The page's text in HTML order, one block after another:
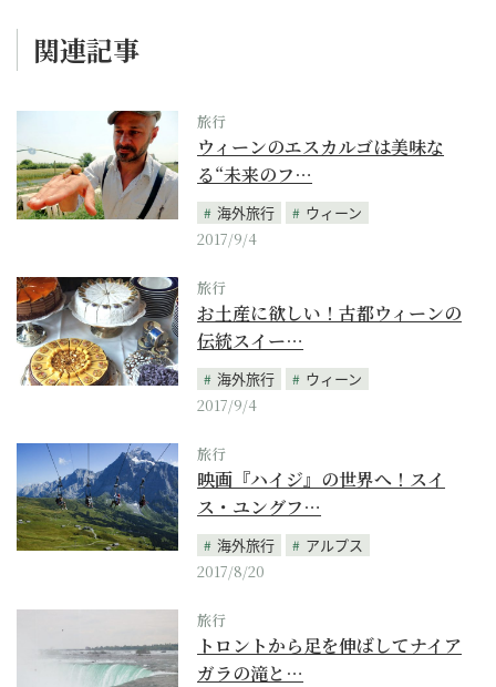
関連記事
旅行
ウィーンのエスカルゴは美味な
る“未来のフ…
海外旅行
ウィーン
2017/9/4
旅行
お土産に欲しい！古都ウィーンの
伝統スイー…
海外旅行
ウィーン
2017/9/4
旅行
映画『ハイジ』の世界へ！スイ
ス・ユングフ…
海外旅行
アルプス
2017/8/20
旅行
トロントから足を伸ばしてナイア
ガラの滝と…